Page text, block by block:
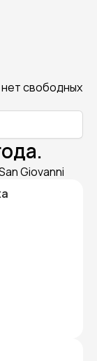
свободных
Giovanni